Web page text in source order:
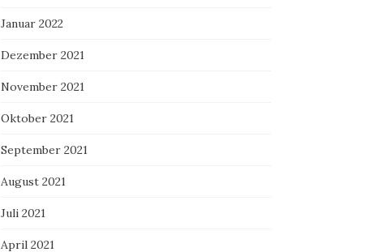
Januar 2022
Dezember 2021
November 2021
Oktober 2021
September 2021
August 2021
Juli 2021
April 2021